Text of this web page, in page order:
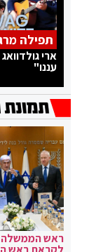
תפילה
ארי
עננו"
ראש הממשלה